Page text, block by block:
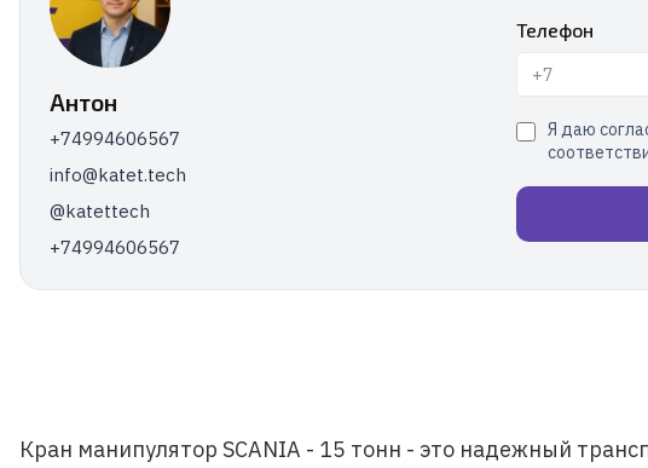
Антон
+74994606567
info@katet.tech
@katettech
+74994606567
Телефон
Я даю
Кран манипулятор SCANIA - 15 тонн - это надежный